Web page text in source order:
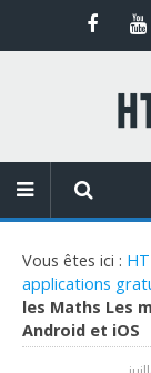
Vous êtes ici :
applications
les Maths Les
Android et iOS